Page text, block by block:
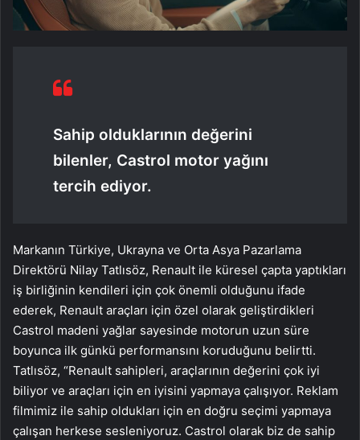
Sahip olduklarının değerini
bilenler, Castrol motor yağını
tercih ediyor.
Markanın Türkiye, Ukrayna ve Orta Asya Pazarlama
Direktörü Nilay Tatlısöz, Renault ile küresel çapta yaptıkları
iş birliğinin kendileri için çok önemli olduğunu ifade
ederek, Renault araçları için özel olarak geliştirdikleri
Castrol madeni yağlar sayesinde motorun uzun süre
boyunca ilk günkü performansını koruduğunu belirtti.
Tatlısöz, “Renault sahipleri, araçlarının değerini çok iyi
biliyor ve araçları için en iyisini yapmaya çalışıyor. Reklam
filmimiz ile sahip oldukları için en doğru seçimi yapmaya
çalışan herkese sesleniyoruz. Castrol olarak biz de sahip